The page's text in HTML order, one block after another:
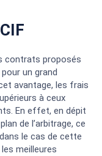
contrats proposés
un grand
avantage, les frais
à ceux
En effet, en dépit
de l’arbitrage, ce
le cas de cette
meilleures